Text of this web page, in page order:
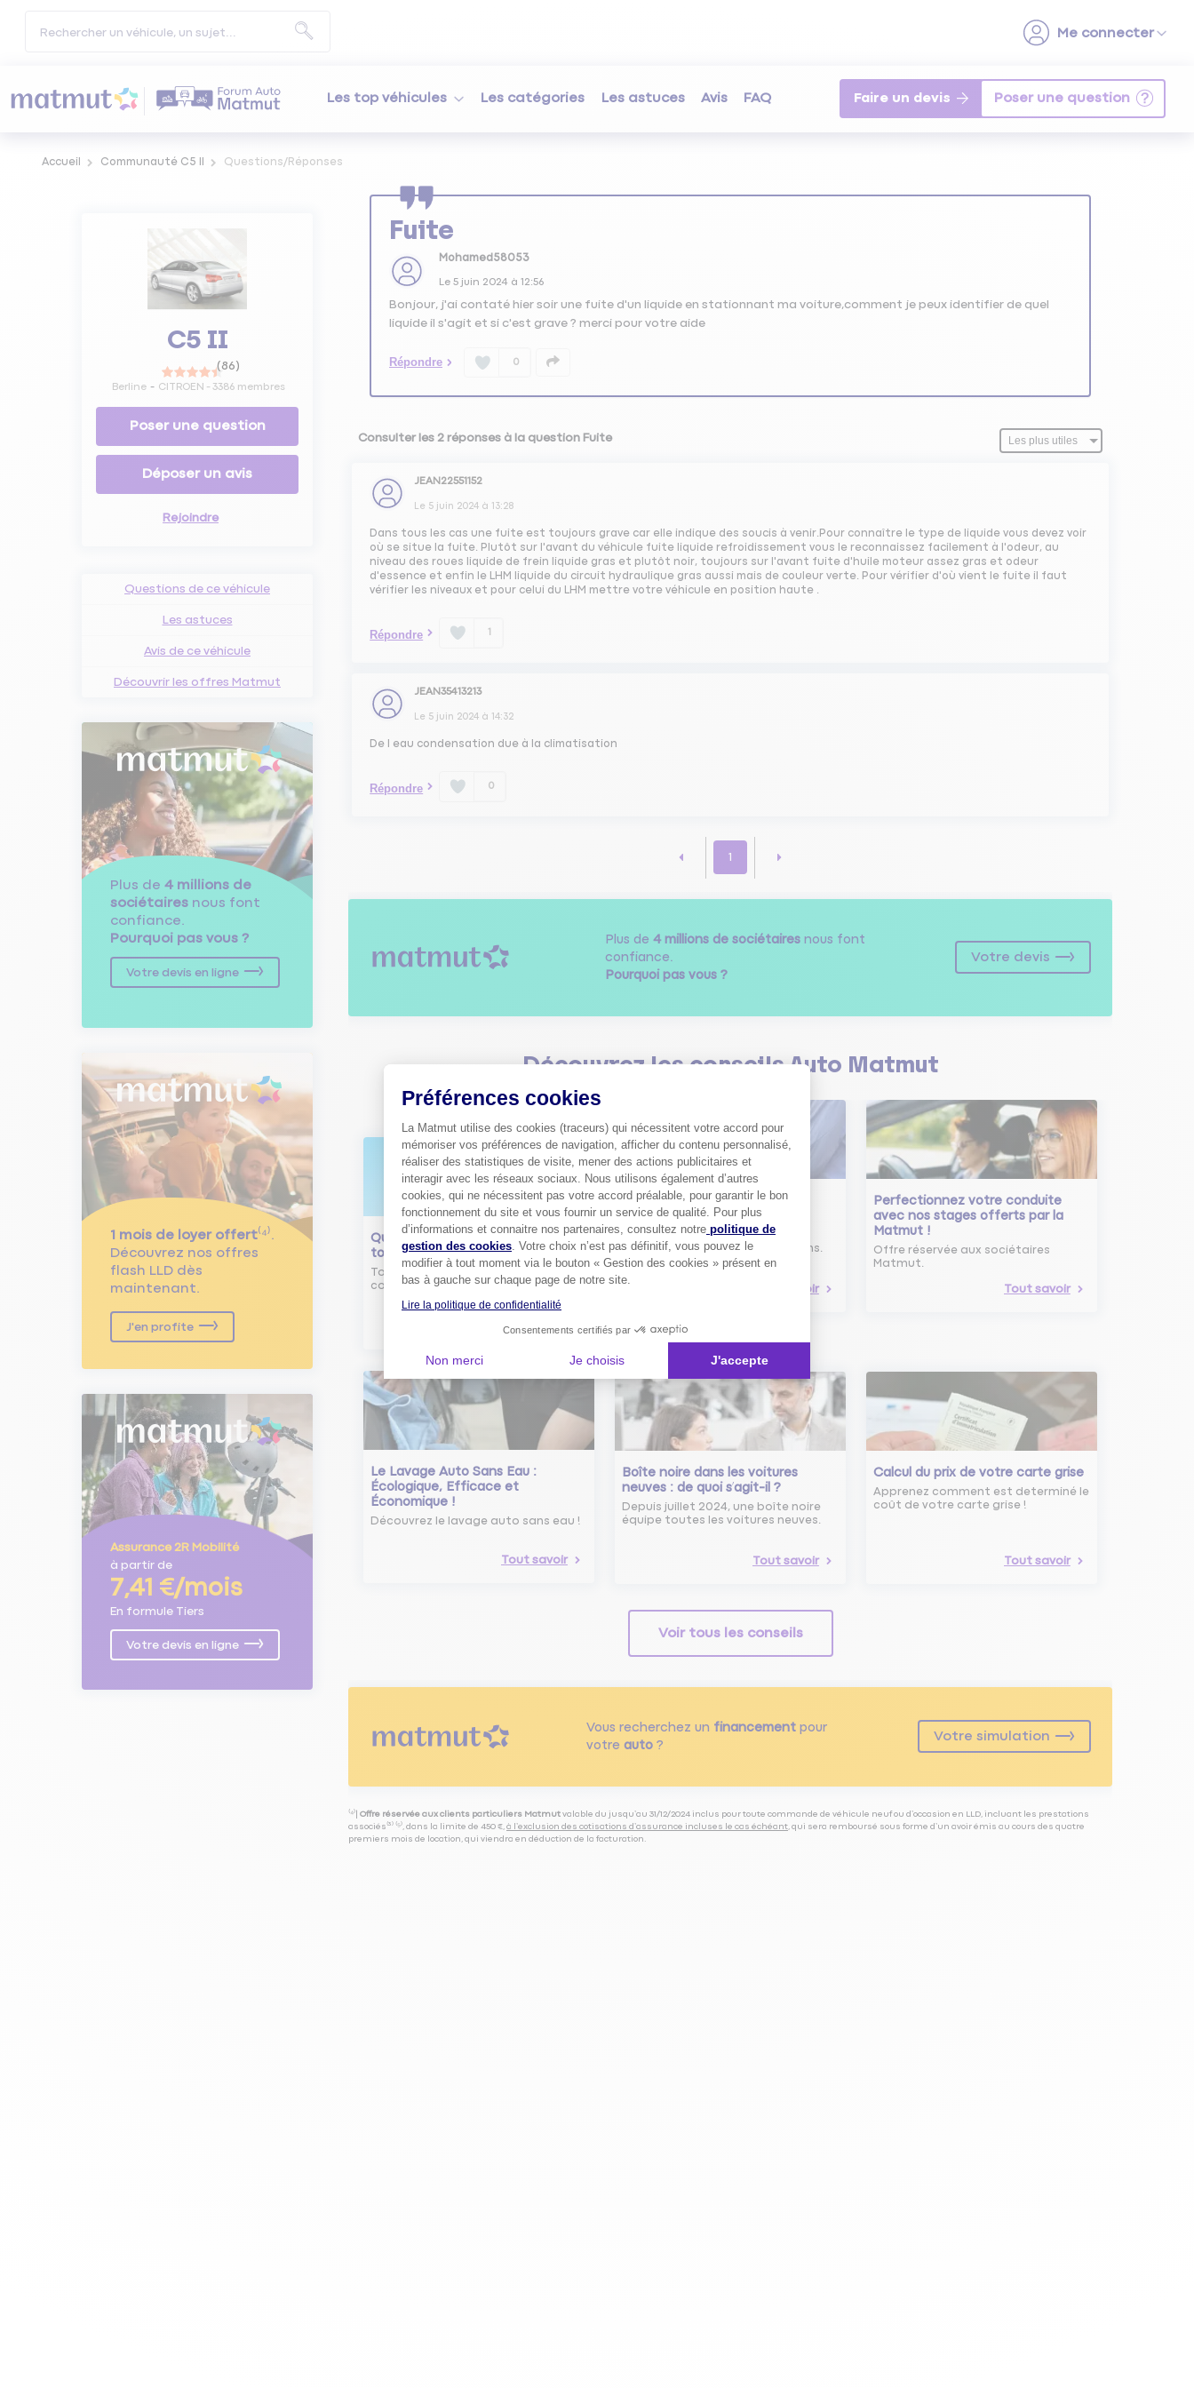
Les top véhicules Les catégories Les astuces Avis FAQ Faire un devis
Accueil Communauté C5 II Questions/Réponses
C5 II
(86)
Berline CITROEN - 3386membres
Poser une question
Déposer un avis
Rejoindre
Questions de ce véhicule
Les astuces
Avis de ce véhicule
Découvrir les offres Matmut
Plus de 4 millions de
sociétaires nous font
confiance.
Pourquoi pas vous ?
Votre devis en ligne
1 mois de loyer offert⁽⁴⁾.
Découvrez nos offres
flash LLD dès
maintenant.
J'en profite
Assurance 2R Mobilité
à partir de
7,41 €/mois
En formule Tiers
Votre devis en ligne
Fuite
Mohamed58053
Le 5 juin 2024à 12:56
Bonjour, j'ai contaté hier soir une fuite d'un liquide en stationnant ma voiture,comment je peux identifier de quel
liquide il s'agit et si c'est grave ? merci pour votre aide
Répondre 0
Consulter les 2 réponses à la question Fuite
JEAN22551152
Le 5 juin 2024 à 13:28
Dans tous les cas une fuite est toujours grave car elle indique des soucis à venir.Pour connaître le type de liquide vous devez voir
où se situe la fuite. Plutôt sur l'avant du véhicule fuite liquide refroidissement vous le reconnaissez facilement à l'odeur, au
niveau des roues liquide de frein liquide gras et plutôt noir, toujours sur l'avant fuite d'huile moteur assez gras et odeur
d'essence et enfin le LHM liquide du circuit hydraulique gras aussi mais de couleur verte. Pour vérifier d'où vient le fuite il faut
vérifier les niveaux et pour celui du LHM mettre votre véhicule en position haute .
Répondre 1
JEAN35413213
Le 5 juin 2024 à 14:32
De l eau condensation due à la climatisation
Répondre 0
1
Plus de 4 millions de sociétairesnous font
confiance.
Pourquoi pas vous ?
Votre devis
Découvrez lesconseils Auto Matmut
Qu'est-ce que le nouveau radar
tourelle ?
Tout savoir sur le radar tourelle et
comment éviter les infractions.
Tout savoir
Comment bien choisir son
assurance auto ?
Conseils pour choisir la meilleure
assurance auto selon vos besoins.
Tout savoir
Perfectionnez votre conduite
avec nos stages offerts par la
Matmut !
Offre réservée aux sociétaires
Matmut.
Tout savoir
Le Lavage Auto Sans Eau :
Écologique, Efficace et
Économique !
Découvrez le lavage auto sans eau !
Tout savoir
Boîte noire dans les voitures
neuves : de quoi s’agit-il ?
Depuis juillet 2024, une boîte noire
équipe toutes les voitures neuves.
Tout savoir
Calcul du prix de votre carte grise
Apprenez comment est determiné le
coût de votre carte grise !
Tout savoir
Voir tous les conseils
Vous recherchez un financementpour
votre auto?
Votre simulation
⁽⁴⁾| Offre réservée aux clients particuliers Matmut valable du jusqu’au 31/12/2024 inclus pour toute commande de véhicule neuf ou d’occasion en LLD, incluant les prestations
associés⁽³⁾ ⁽⁵⁾, dans la limite de 450 €, à l’exclusion des cotisations d’assurance incluses le cas échéant , qui sera remboursé sous forme d’un avoir émis au cours des quatre
premiers mois de location, qui viendra en déduction de la facturation.
Préférences cookies
La Matmut utilise des cookies (traceurs) qui nécessitent votre accord pour
mémoriser vos préférences de navigation, afficher du contenu personnalisé,
réaliser des statistiques de visite, mener des actions publicitaires et
interagir avec les réseaux sociaux. Nous utilisons également d’autres
cookies, qui ne nécessitent pas votre accord préalable, pour garantir le bon
fonctionnement du site et vous fournir un service de qualité. Pour plus
d’informations et connaitre nos partenaires, consultez notre politique de
gestion des cookies. Votre choix n’est pas définitif, vous pouvez le
modifier à tout moment via le bouton « Gestion des cookies » présent en
bas à gauche sur chaque page de notre site.
Lire la politique de confidentialité
Consentements certifiés par
Non merci Je choisis J'accepte
Axeptio consent